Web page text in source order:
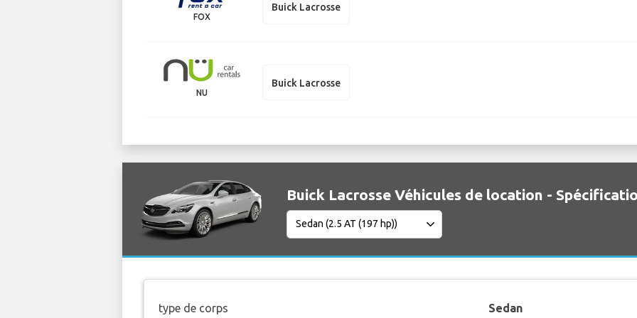
FOX
Buick Lacrosse
NU
Buick Lacrosse
Buick Lacrosse Véhicules de location -
type de corps Sedan